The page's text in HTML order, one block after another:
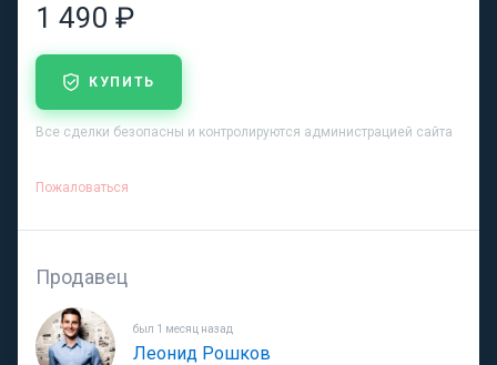
1 490 ₽
КУПИТЬ
Все сделки безопасны и контролируются администрацией сайта
Пожаловаться
Продавец
был 1 месяц назад
Леонид Рошков